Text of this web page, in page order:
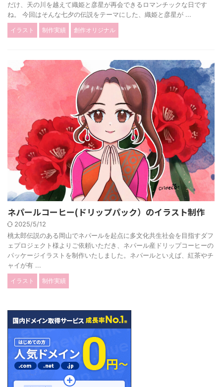
だけ、天の川を越えて織姫と彦星が再会できるロマンチックな日です
ね。 今回はそんな七夕の伝説をテーマにした、織姫と彦星が ...
イラスト 制作実績 創作オリジナル
ネパールコーヒー(ドリップパック）のイラスト制作
2025/5/12
桃太郎伝説のある岡山でネパールを起点に多文化共生社会を目指すダフ
ェプロジェクト様よりご依頼いただき、ネパール産ドリップコーヒーの
パッケージイラストを制作いたしました。ネパールといえば、紅茶やチ
ャイが有 ...
イラスト 制作実績